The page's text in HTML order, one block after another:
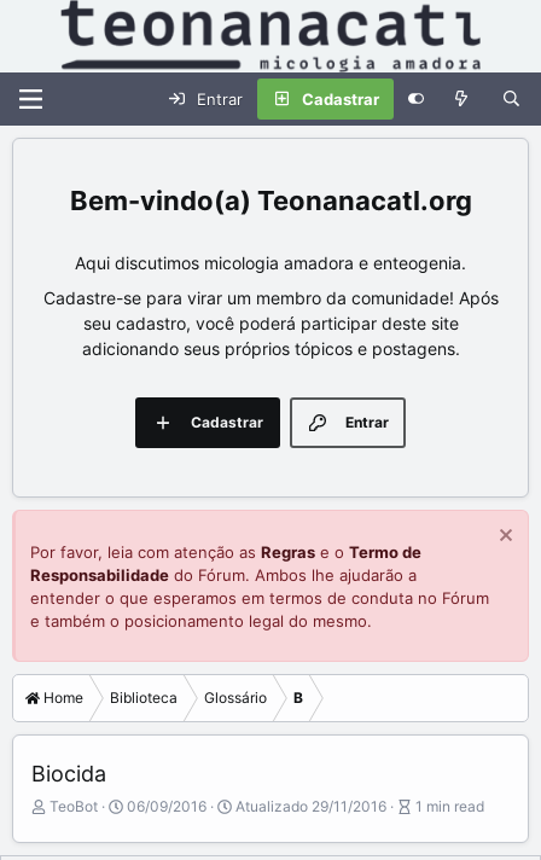
Entrar Cadastrar
Teonanacatl.org
Aqui discutimos micologia amadora e enteogenia.
Cadastre-se para virar um membro da comunidade! Após
seu cadastro, você poderá participar deste site
adicionando seus próprios tópicos e postagens.
Entrar
Cadastrar
Por favor, leia com atenção as Regras e o Termo de
Responsabilidade do Fórum. Ambos lhe ajudarão a
entender o que esperamos em termos de conduta no Fórum
e também o posicionamento legal do mesmo.
Home Biblioteca Glossário B
Biocida
A
t
TeoBot
P
b
06/09/2016 Atualizado 29/11/2016
A
t
1 min read